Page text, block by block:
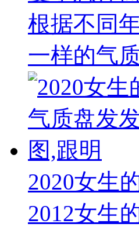
根据不同
一样的气
2020女生
2012女生